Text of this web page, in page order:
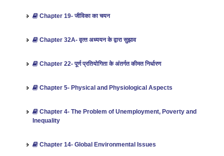
Chapter 19- जीविका का चयन
Chapter 32A- वृत्‍त अध्‍ययन के द्वारा सुझाव
Chapter 22- पूर्ण प्रतियोगिता के अंतर्गत कीमत निर्धारण
Chapter 5- Physical and Physiological Aspects
Chapter 4- The Problem of Unemployment, Poverty and
Inequality
Chapter 14- Global Environmental Issues